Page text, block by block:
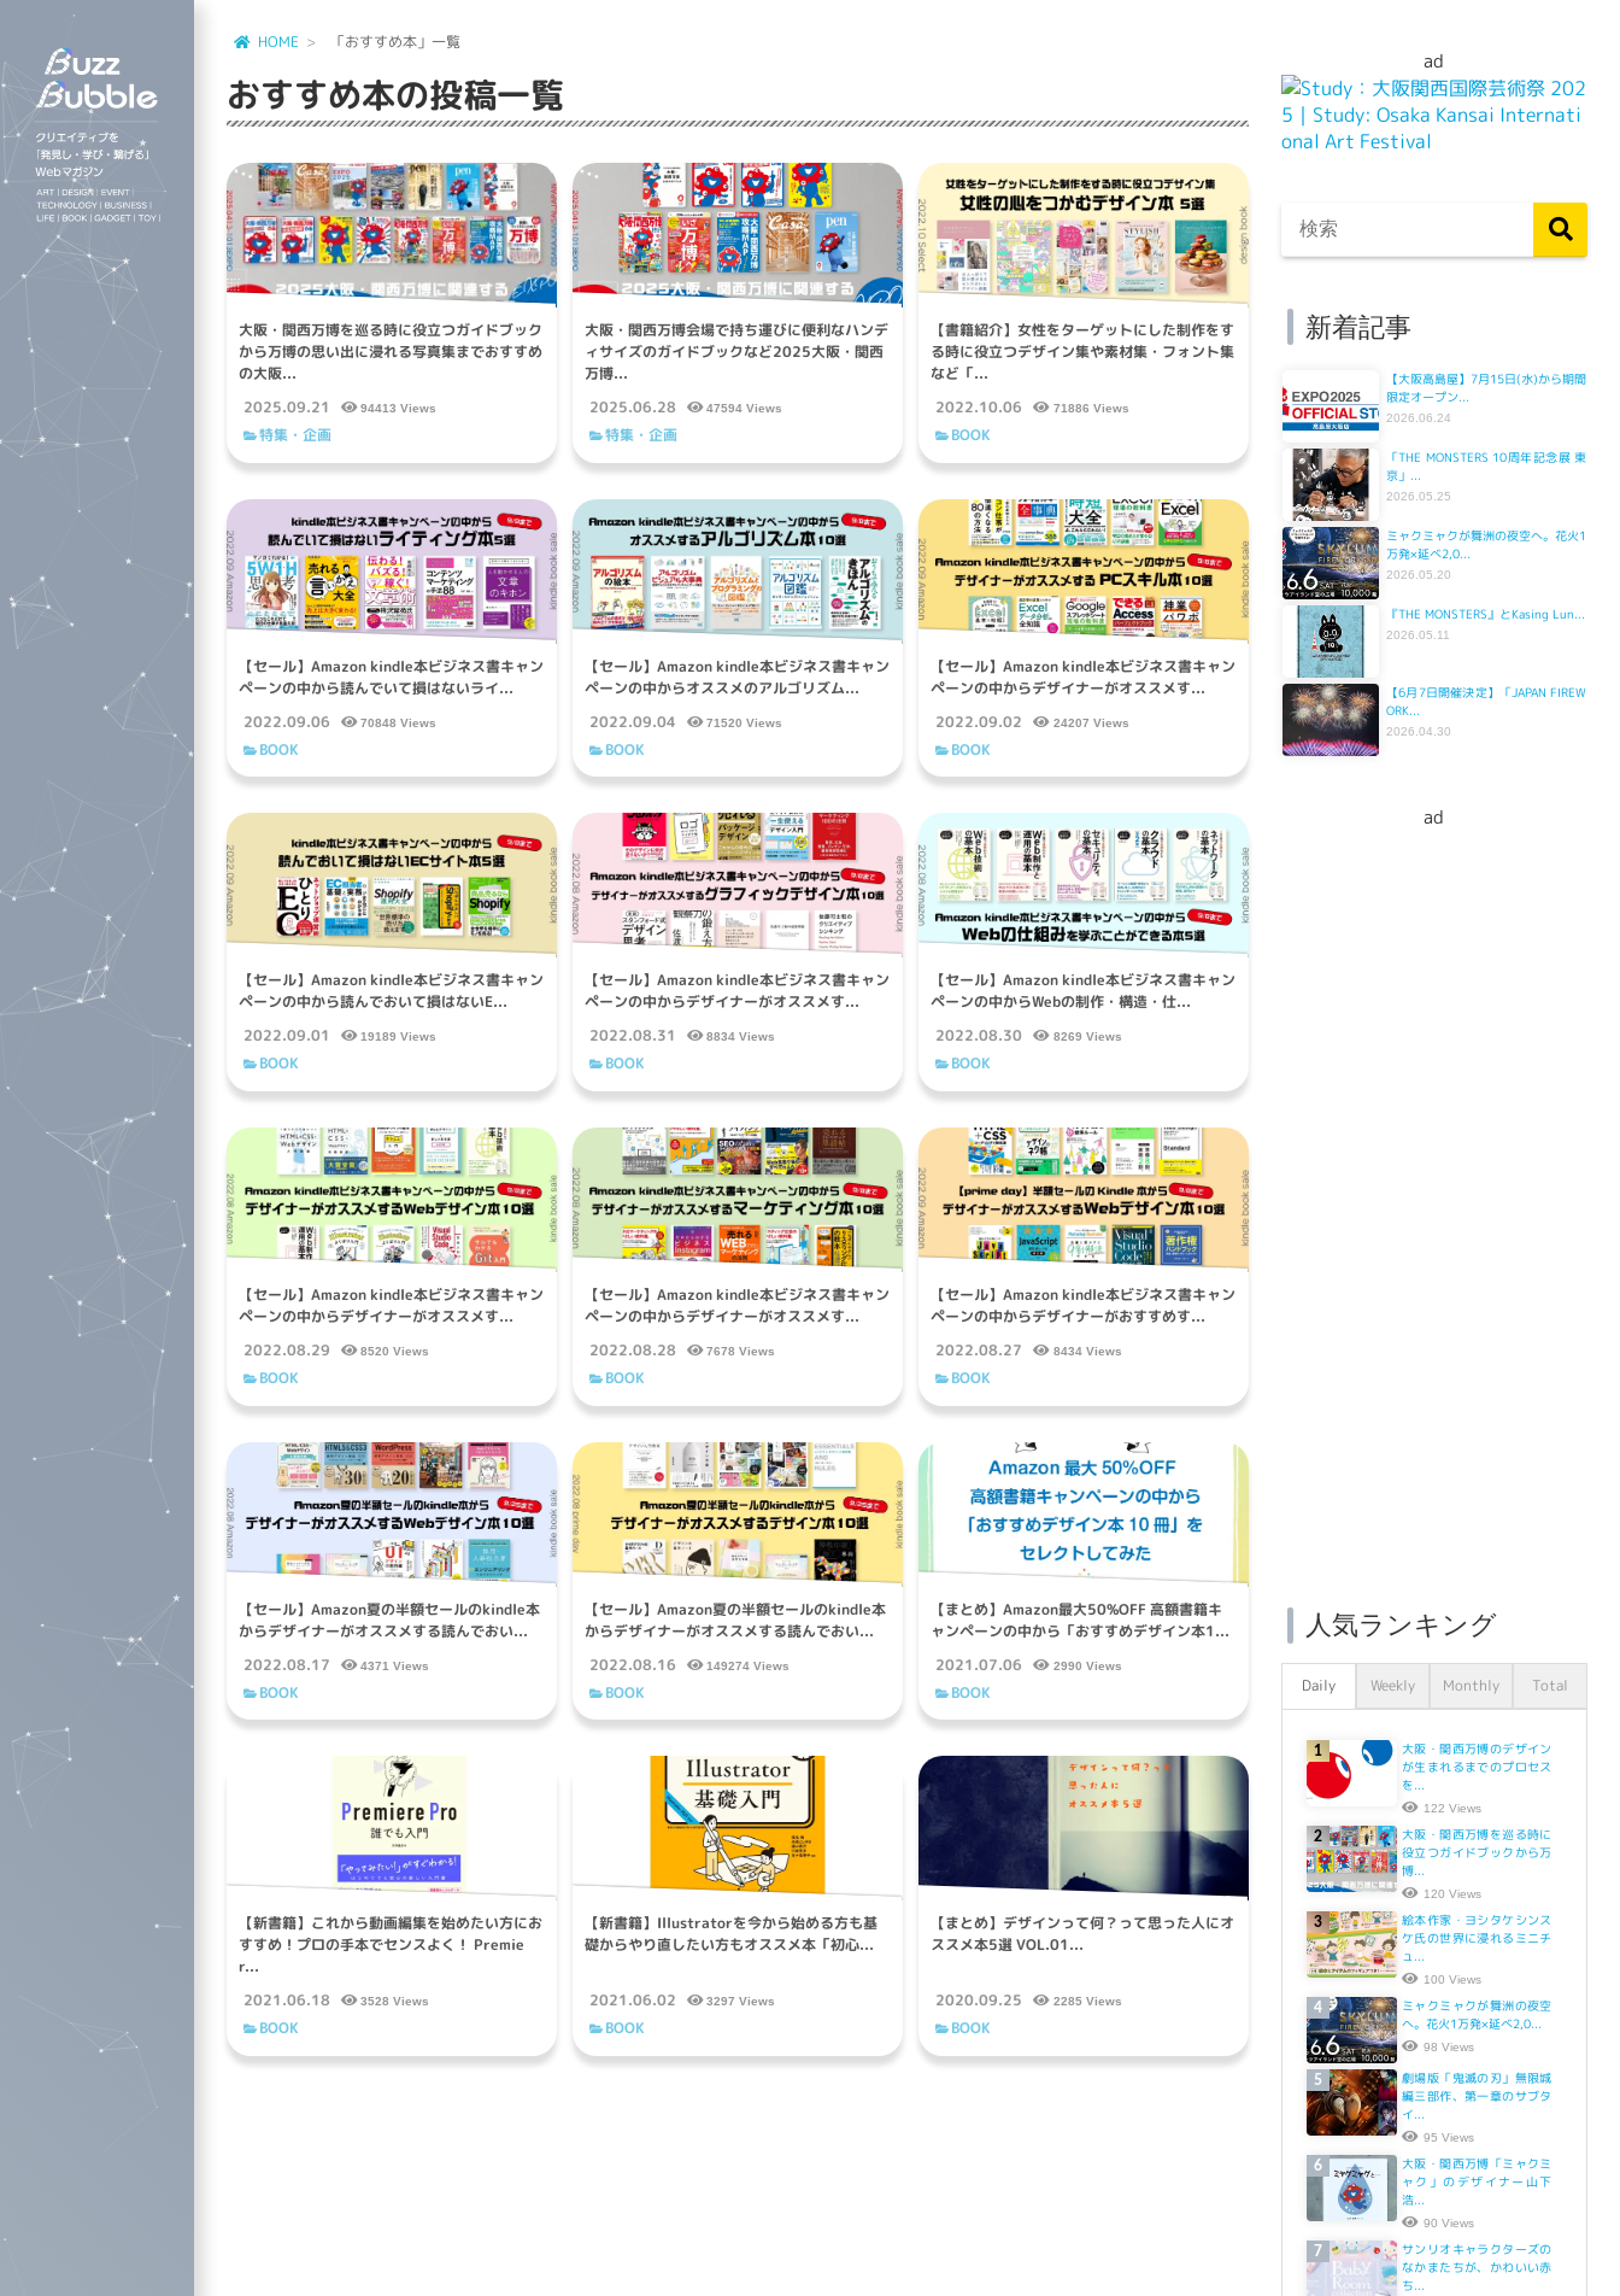
HOME 「おすすめ本」一覧
おすすめ本の投稿一覧
大阪・関西万博を巡る時に役立つガイドブック
から万博の思い出に浸れる写真集までおすすめ
の大阪...
2025.09.21
94413 Views
特集・企画
大阪・関西万博会場で持ち運びに便利なハンデ
ィサイズのガイドブックなど2025大阪・関西
万博...
2025.06.28
47594 Views
特集・企画
【書籍紹介】女性をターゲットにした制作をす
る時に役立つデザイン集や素材集・フォント集
など「...
2022.10.06
71886 Views
BOOK
【セール】Amazon kindle本ビジネス書キャン
ペーンの中から読んでいて損はないライ...
2022.09.06
70848 Views
BOOK
【セール】Amazon kindle本ビジネス書キャン
ペーンの中からオススメのアルゴリズム...
2022.09.04
71520 Views
BOOK
【セール】Amazon kindle本ビジネス書キャン
ペーンの中からデザイナーがオススメす...
2022.09.02
24207 Views
BOOK
【セール】Amazon kindle本ビジネス書キャン
ペーンの中から読んでおいて損はないE...
2022.09.01
19189 Views
BOOK
【セール】Amazon kindle本ビジネス書キャン
ペーンの中からデザイナーがオススメす...
2022.08.31
8834 Views
BOOK
【セール】Amazon kindle本ビジネス書キャン
ペーンの中からWebの制作・構造・仕...
2022.08.30
8269 Views
BOOK
【セール】Amazon kindle本ビジネス書キャン
ペーンの中からデザイナーがオススメす...
2022.08.29
8520 Views
BOOK
【セール】Amazon kindle本ビジネス書キャン
ペーンの中からデザイナーがオススメす...
2022.08.28
7678 Views
BOOK
【セール】Amazon kindle本ビジネス書キャン
ペーンの中からデザイナーがおすすめす...
2022.08.27
8434 Views
BOOK
【セール】Amazon夏の半額セールのkindle本
からデザイナーがオススメする読んでおい...
2022.08.17
4371 Views
BOOK
【セール】Amazon夏の半額セールのkindle本
からデザイナーがオススメする読んでおい...
2022.08.16
149274 Views
BOOK
【まとめ】Amazon最大50%OFF 高額書籍キ
ャンペーンの中から「おすすめデザイン本1...
2021.07.06
2990 Views
BOOK
【新書籍】これから動画編集を始めたい方にお
すすめ！プロの手本でセンスよく！ Premie
r...
2021.06.18
3528 Views
BOOK
【新書籍】Illustratorを今から始める方も基
礎からやり直したい方もオススメ本「初心...
2021.06.02 3297 Views
BOOK
【まとめ】デザインって何？って思った人にオ
ススメ本5選 VOL.01...
2020.09.25 2285 Views
BOOK
ad
新着記事
【大阪高島屋】7月15日(水)から期間
限定オープン...
2026.06.24
「THE MONSTERS 10周年記念展 東
京」...
2026.05.25
ミャクミャクが舞洲の夜空へ。花火1
万発×延べ2,0...
2026.05.20
『THE MONSTERS』とKasing Lun...
2026.05.11
【6月7日開催決定】「JAPAN FIREW
ORK...
2026.04.30
ad
人気ランキング
Daily Weekly Monthly Total
1
大阪・関西万博のデザイン
が生まれるまでのプロセス
を...
122 Views
2
大阪・関西万博を巡る時に
役立つガイドブックから万
博...
120 Views
3
絵本作家・ヨシタケシンス
ケ氏の世界に浸れるミニチ
ュ...
100 Views
4
ミャクミャクが舞洲の夜空
へ。花火1万発×延べ2,0...
98 Views
5
劇場版「鬼滅の刃」無限城
編三部作、第一章のサブタ
イ...
95 Views
6
大阪・関西万博「ミャクミ
ャク」のデザイナー山下
浩...
90 Views
7
サンリオキャラクターズの
なかまたちが、かわいい赤
ち...